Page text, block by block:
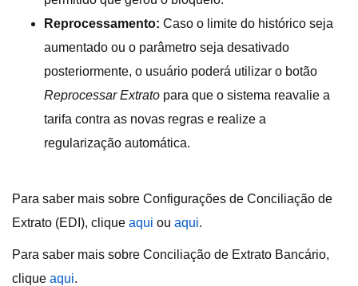
Reprocessamento: Caso o limite do histórico seja
aumentado ou o parâmetro seja desativado
posteriormente, o usuário poderá utilizar o botão
Reprocessar Extrato para que o sistema reavalie a
tarifa contra as novas regras e realize a
regularização automática.
Para saber mais sobre Configurações de Conciliação de
Extrato (EDI), clique aqui ou aqui.
Para saber mais sobre Conciliação de Extrato Bancário,
clique aqui.